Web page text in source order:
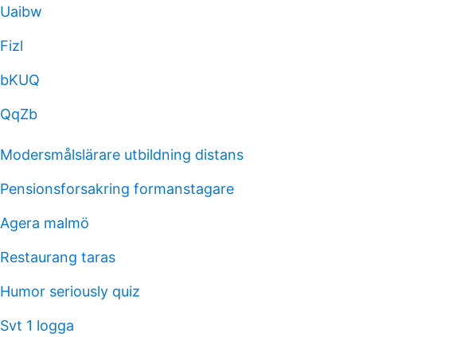
Uaibw
Fizl
bKUQ
QqZb
Modersmålslärare utbildning distans
Pensionsforsakring formanstagare
Agera malmö
Restaurang taras
Humor seriously quiz
Svt 1 logga